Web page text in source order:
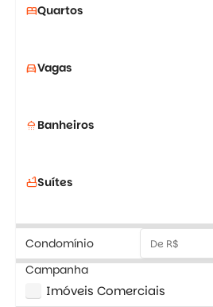
bedQuartos
directions_carVagas
shower Banheiros
bathtubSuítes
Condomínio
Campanha
Imóveis Comerciais